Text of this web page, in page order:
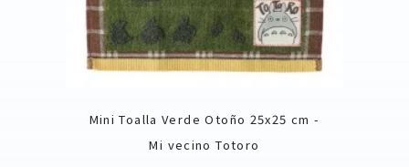
Mini Toalla Verde Otoño 25x25 cm -
Mi vecino Totoro